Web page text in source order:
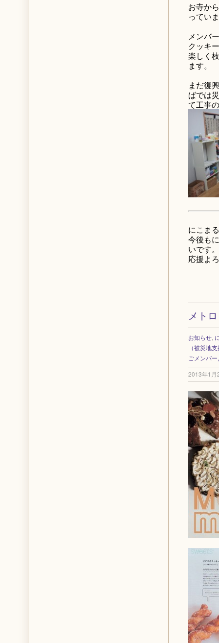
お寺か
ってい
メンバ
クッキ
楽しく
ます。
まだ復
ばでは
て工事
にこま
今後も
いです。
応援よ
メト
お知らせ,
（被災地
ごメンバ
2013年1月